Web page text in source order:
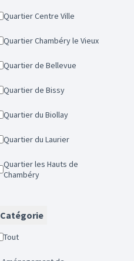
Quartier Centre Ville
Quartier Chambéry le Vieux
Quartier de Bellevue
Quartier de Bissy
Quartier du Biollay
Quartier du Laurier
Quartier les Hauts de
Chambéry
Catégorie
Tout